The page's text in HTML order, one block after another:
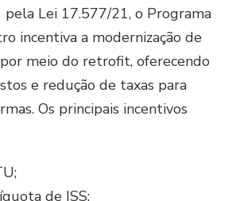
Lei 17.577/21, o Programa
incentiva a modernização de
meio do retrofit, oferecendo
e redução de taxas para
Os principais incentivos
de ISS;